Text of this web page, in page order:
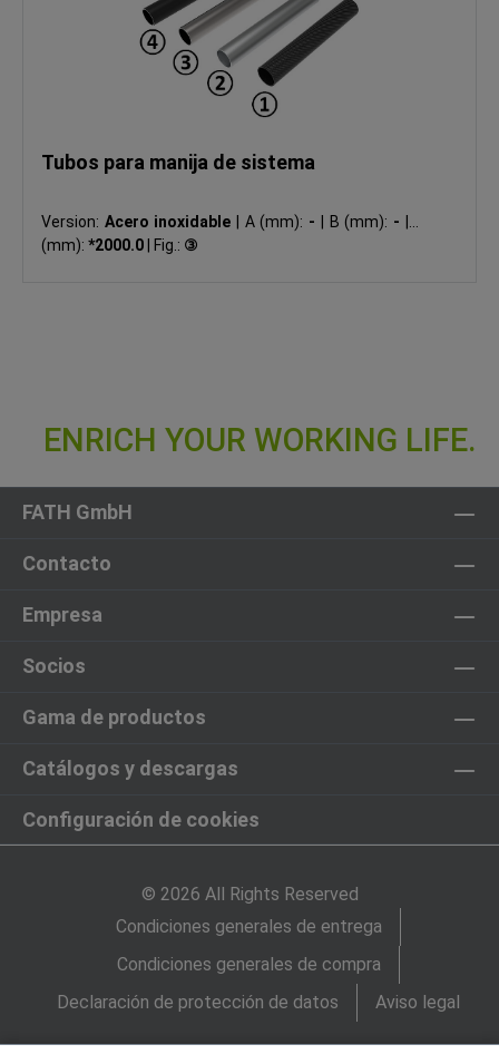
Tubos para manija de sistema
Version: Acero inoxidable A (mm): - B (mm): -
(mm): *2000.0 Fig.: ③
FATH GmbH
Contacto
Empresa
Socios
Gama de productos
Catálogos y descargas
Configuración de cookies
© 2026 All Rights Reserved
Condiciones generales de entrega
Condiciones generales de compra
Declaración de protección de datos
Aviso legal